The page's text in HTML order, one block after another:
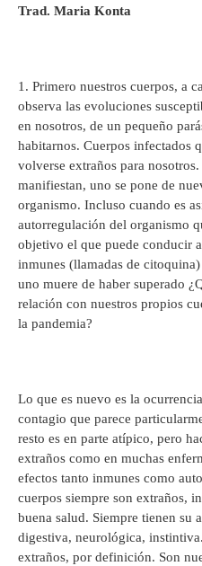
Trad. Maria Konta
1. Primero nuestros cuerpos, a
observa las evoluciones
en nosotros, de un pequeño
habitarnos. Cuerpos infectados
volverse extraños para
manifiestan, uno se pone de
organismo. Incluso cuando es
autorregulación del organismo
objetivo el que puede conducir
inmunes (llamadas de
uno muere de haber superado
relación con nuestros propios
la pandemia?
Lo que es nuevo es la
contagio que parece
resto es en parte atípico, pero
extraños como en muchas
efectos tanto inmunes como
cuerpos siempre son extraños,
buena salud. Siempre tienen su
digestiva, neurológica,
extraños, por definición. Son